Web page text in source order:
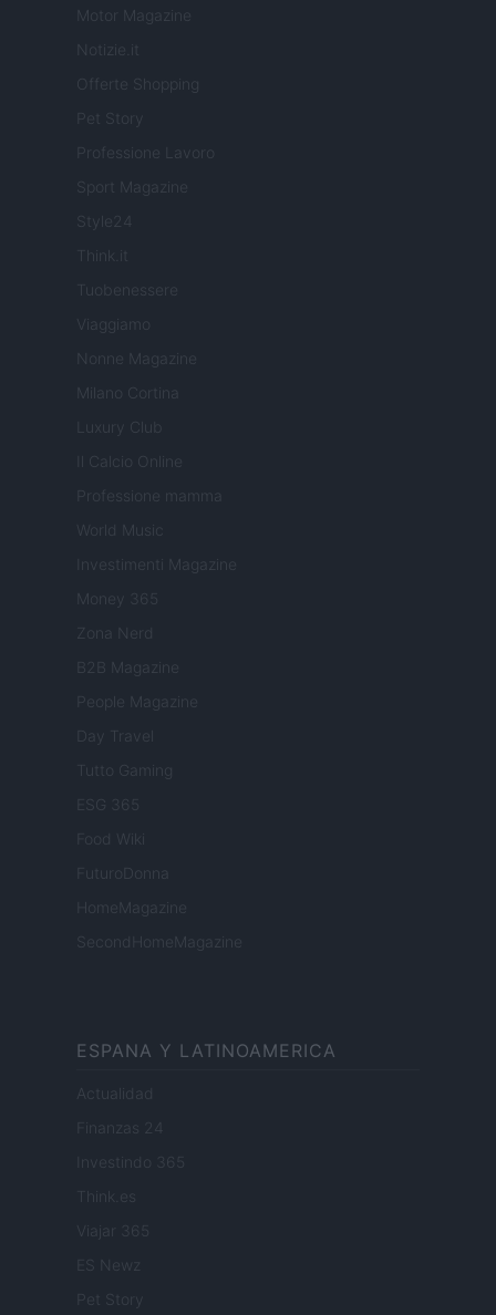
Motor Magazine
Notizie.it
Offerte Shopping
Professione Lavoro
Sport Magazine
Style24
Think.it
Tuobenessere
Viaggiamo
Nonne Magazine
Milano Cortina
Luxury Club
Il Calcio Online
Professione mamma
World Music
Investimenti Magazine
Money 365
Zona Nerd
B2B Magazine
People Magazine
Day Travel
Tutto Gaming
ESG 365
Food Wiki
FuturoDonna
HomeMagazine
SecondHomeMagazine
ESPANA Y LATINOAMERICA
Actualidad
Finanzas 24
Investindo 365
Think.es
Viajar 365
ES Newz